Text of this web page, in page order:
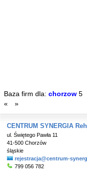
Baza firm dla: chorzow 5
«
»
CENTRUM SYNERGIA
ul. Świętego Pawła 11
41-500 Chorzów
śląskie
rejestracja@centrum-
799 056 782